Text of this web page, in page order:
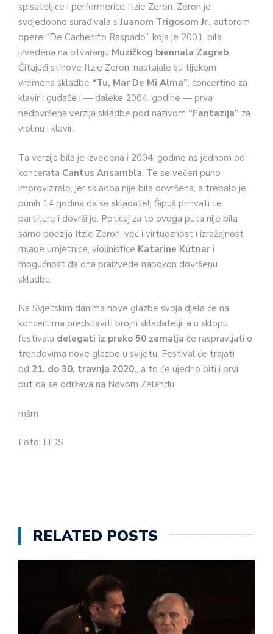
spisateljice i performerice Itzie Zeron. Zeron je
svojedobno surađivala sJuanom Trigosom Jr., autorom
opere “De Cachehito Raspado”, koja je 2001. bila
izvedena na otvaranju Muzičkog biennala Zagreb.
Čitajući stihove Itzie Zeron, nastajale su tijekom
vremena skladbe “Tu, Mar De Mi Alma”, concertino za
klavir i gudače i — daleke 2004. godine — prva
nedovršena verzija skladbe pod nazivom “Fantazija” za
violinu i klavir.
Ta verzija bila je izvedena i 2004. godine na jednom od
koncerata Cantus Ansambla. Te se večeri puno
improviziralo, jer skladba nije bila dovršena, a trebalo je
punih 14 godina da se skladatelj Šipuš prihvati te
partiture i dovrši je. Poticaj za to ovoga puta nije bila
samo poezija Itzie Zeron, već i virtuoznost i izražajnost
mlade umjetnice, violinistice Katarine Kutnar i
mogućnost da ona praizvede napokon dovršenu
skladbu.
Na Svjetskim danima nove glazbe svoja djela će na
koncertima predstaviti brojni skladatelji, a u sklopu
festivala delegati iz preko 50 zemalja će raspravljati o
trendovima nove glazbe u svijetu. Festival će trajati
od 21. do 30. travnja 2020., a to će ujedno biti i prvi
put da se održava na Novom Zelandu.
mšm
Foto: HDS
RELATED POSTS